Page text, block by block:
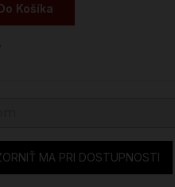
Košíka
MA PRI DOSTUPNOSTI